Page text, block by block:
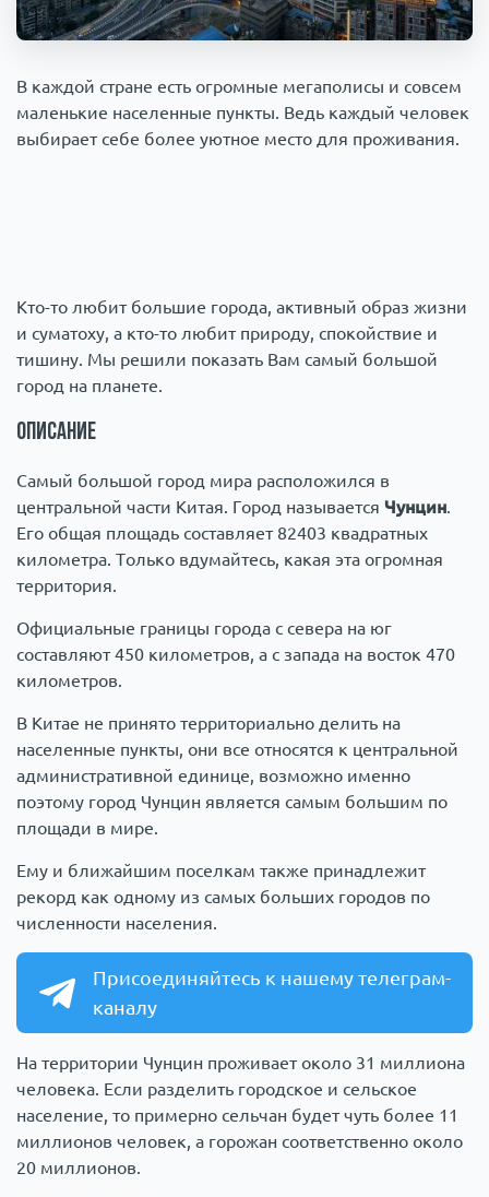
Происшествия
Армия
1000 мелочей
В каждой стране есть огромные мегаполисы и совсем
маленькие населенные пункты. Ведь каждый человек
выбирает себе более уютное место для проживания.
Кто-то любит большие города, активный образ жизни
и суматоху, а кто-то любит природу, спокойствие и
тишину. Мы решили показать Вам самый большой
город на планете.
Описание
Самый большой город мира расположился в
центральной части Китая. Город называется Чунцин.
Его общая площадь составляет 82403 квадратных
километра. Только вдумайтесь, какая эта огромная
территория.
Официальные границы города с севера на юг
составляют 450 километров, а с запада на восток 470
километров.
В Китае не принято территориально делить на
населенные пункты, они все относятся к центральной
административной единице, возможно именно
поэтому город Чунцин является самым большим по
площади в мире.
Ему и ближайшим поселкам также принадлежит
рекорд как одному из самых больших городов по
численности населения.
Присоединяйтесь к нашему телеграм-
каналу
На территории Чунцин проживает около 31 миллиона
человека. Если разделить городское и сельское
население, то примерно сельчан будет чуть более 11
миллионов человек, а горожан соответственно около
20 миллионов.